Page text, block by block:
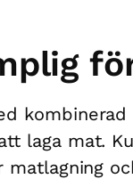
kombinerad
laga mat.